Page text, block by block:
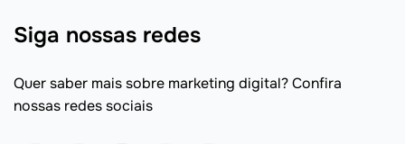
Siga nossas redes
Quer saber mais sobre marketing digital? Confira
nossas redes sociais